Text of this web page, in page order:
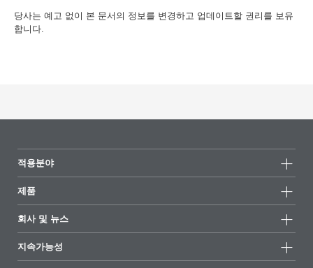
당사는 예고 없이 본 문서의 정보를 변경하고 업데이트할 권리를 보유
합니다.
적용분야
제품
모든제품
하이라이트
회사 및 뉴스
뉴스
지속가능성